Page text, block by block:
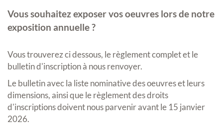
Vous souhaitez exposer vos oeuvres lors de notre
exposition annuelle ?
Vous trouverez ci dessous, le règlement complet et le
bulletin d'inscription à nous renvoyer.
Le bulletin avec la liste nominative des oeuvres et leurs
dimensions, ainsi que le règlement des droits
d'inscriptions doivent nous parvenir avant le 15 janvier
2026.